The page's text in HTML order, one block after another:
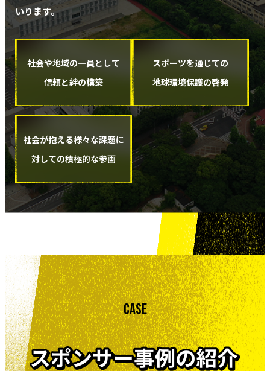
いります。
社会や地域の一員として
信頼と絆の構築
スポーツを通じての
地球環境保護の啓発
社会が抱える様々な課題に
対しての積極的な参画
CASE